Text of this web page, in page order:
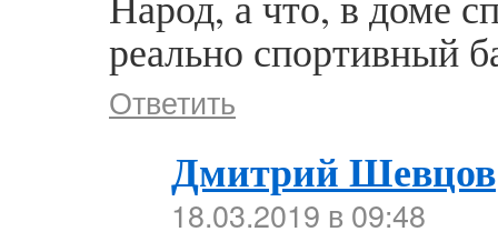
реально спортивный
Ответить
Дмитрий Шевцов
18.03.2019 в 09:48